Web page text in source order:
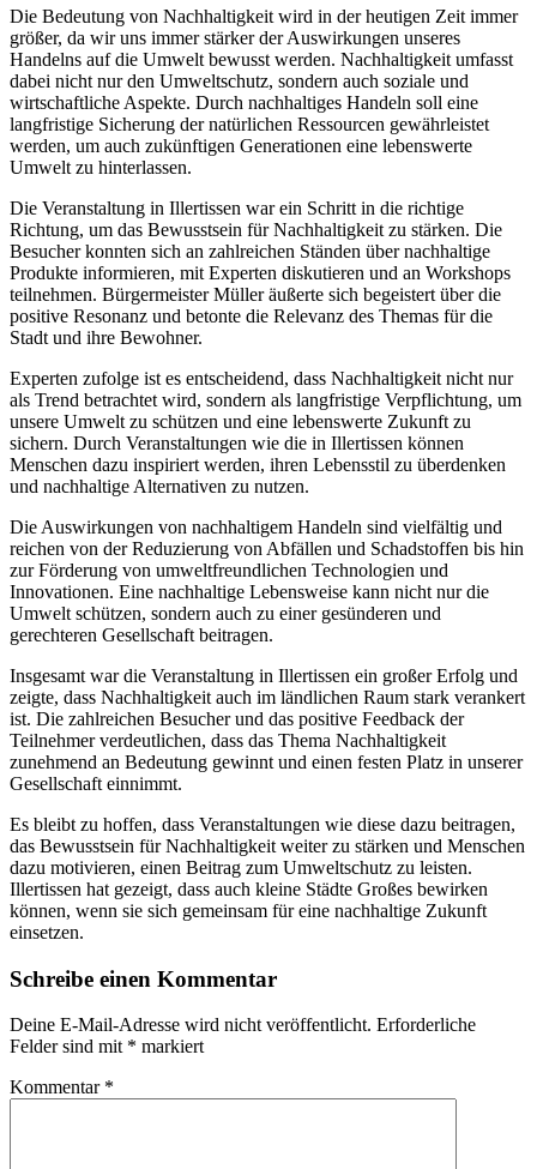
Die Bedeutung von Nachhaltigkeit wird in der heutigen Zeit immer
größer, da wir uns immer stärker der Auswirkungen unseres
Handelns auf die Umwelt bewusst werden. Nachhaltigkeit umfasst
dabei nicht nur den Umweltschutz, sondern auch soziale und
wirtschaftliche Aspekte. Durch nachhaltiges Handeln soll eine
langfristige Sicherung der natürlichen Ressourcen gewährleistet
werden, um auch zukünftigen Generationen eine lebenswerte
Umwelt zu hinterlassen.
Die Veranstaltung in Illertissen war ein Schritt in die richtige
Richtung, um das Bewusstsein für Nachhaltigkeit zu stärken. Die
Besucher konnten sich an zahlreichen Ständen über nachhaltige
Produkte informieren, mit Experten diskutieren und an Workshops
teilnehmen. Bürgermeister Müller äußerte sich begeistert über die
positive Resonanz und betonte die Relevanz des Themas für die
Stadt und ihre Bewohner.
Experten zufolge ist es entscheidend, dass Nachhaltigkeit nicht nur
als Trend betrachtet wird, sondern als langfristige Verpflichtung, um
unsere Umwelt zu schützen und eine lebenswerte Zukunft zu
sichern. Durch Veranstaltungen wie die in Illertissen können
Menschen dazu inspiriert werden, ihren Lebensstil zu überdenken
und nachhaltige Alternativen zu nutzen.
Die Auswirkungen von nachhaltigem Handeln sind vielfältig und
reichen von der Reduzierung von Abfällen und Schadstoffen bis hin
zur Förderung von umweltfreundlichen Technologien und
Innovationen. Eine nachhaltige Lebensweise kann nicht nur die
Umwelt schützen, sondern auch zu einer gesünderen und
gerechteren Gesellschaft beitragen.
Insgesamt war die Veranstaltung in Illertissen ein großer Erfolg und
zeigte, dass Nachhaltigkeit auch im ländlichen Raum stark verankert
ist. Die zahlreichen Besucher und das positive Feedback der
Teilnehmer verdeutlichen, dass das Thema Nachhaltigkeit
zunehmend an Bedeutung gewinnt und einen festen Platz in unserer
Gesellschaft einnimmt.
Es bleibt zu hoffen, dass Veranstaltungen wie diese dazu beitragen,
das Bewusstsein für Nachhaltigkeit weiter zu stärken und Menschen
dazu motivieren, einen Beitrag zum Umweltschutz zu leisten.
Illertissen hat gezeigt, dass auch kleine Städte Großes bewirken
können, wenn sie sich gemeinsam für eine nachhaltige Zukunft
einsetzen.
Schreibe einen Kommentar
Deine E-Mail-Adresse wird nicht veröffentlicht. Erforderliche
Felder sind mit * markiert
Kommentar *